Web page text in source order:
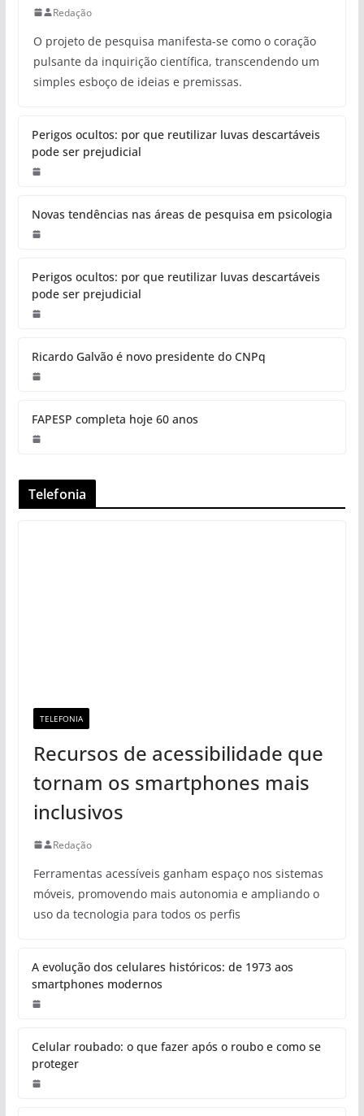
Redação
O projeto de pesquisa manifesta-se como o coração
pulsante da inquirição científica, transcendendo um
simples esboço de ideias e premissas.
Perigos ocultos: por que reutilizar luvas descartáveis
pode ser prejudicial
Novas tendências nas áreas de pesquisa em psicologia
Perigos ocultos: por que reutilizar luvas descartáveis
pode ser prejudicial
Ricardo Galvão é novo presidente do CNPq
FAPESP completa hoje 60 anos
Telefonia
TELEFONIA
Recursos de acessibilidade que
tornam os smartphones mais
inclusivos
Redação
Ferramentas acessíveis ganham espaço nos sistemas
móveis, promovendo mais autonomia e ampliando o
uso da tecnologia para todos os perfis
A evolução dos celulares históricos: de 1973 aos
smartphones modernos
Celular roubado: o que fazer após o roubo e como se
proteger